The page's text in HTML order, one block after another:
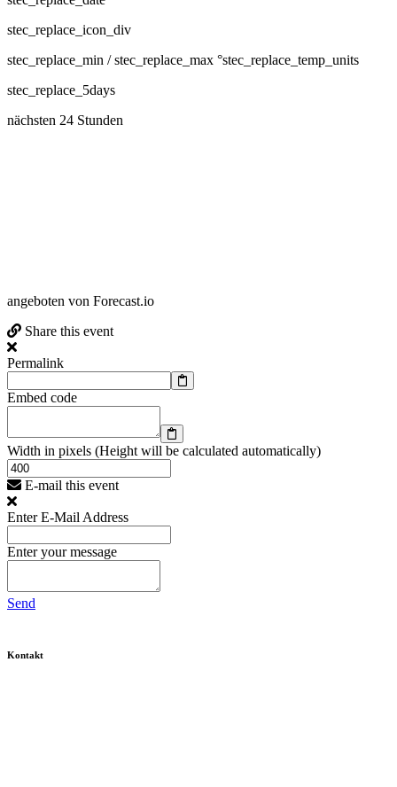
stec_replace_icon_div
stec_replace_min / stec_replace_max °stec_replace_temp_units
stec_replace_5days
nächsten 24 Stunden
angeboten von Forecast.io
Share this event
Permalink
Embed code
Width in pixels (Height will be calculated automatically)
E-mail this event
Enter E-Mail Address
Enter your message
Send
Kontakt